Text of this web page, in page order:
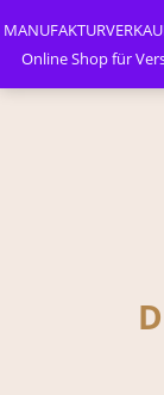
Online Shop für